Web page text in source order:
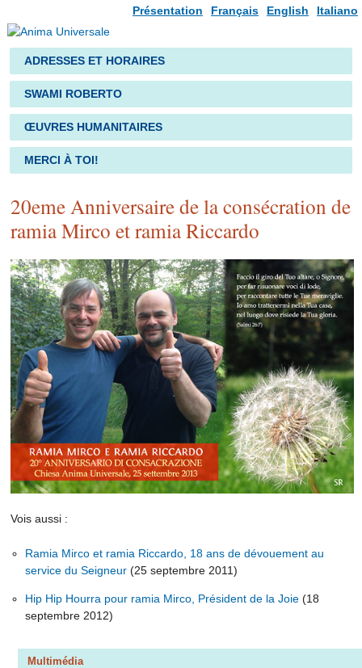
Italiano
English
Français
Présentation
ADRESSES ET HORAIRES
SWAMI ROBERTO
ŒUVRES HUMANITAIRES
MERCI À TOI!
20eme Anniversaire de la consécration de
ramia Mirco et ramia Riccardo
Vois aussi :
Ramia Mirco et ramia Riccardo, 18 ans de dévouement au
service du Seigneur(25 septembre 2011)
Hip Hip Hourra pour ramia Mirco, Président de la Joie(18
septembre 2012)
Multimédia